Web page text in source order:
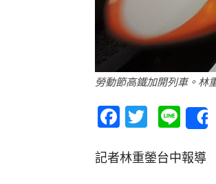
勞動節高鐵加開列車。林
Facebook
Twitter
Line
記者林重鎣台中報導